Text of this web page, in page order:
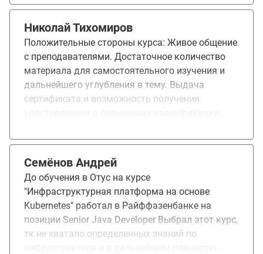
которых мало касался до этого. В будущем
хочу сдать экзамен CKA (Certified Kubernetes
Administrator).
решения дополнительно к материалам курса.
Не считаю это минусом, даже наоборот
повышает эффект обучения.
Николай Тихомиров
Положительные стороны курса: Живое общение
с преподавателями. Достаточное количество
материала для самостоятельного изучения и
дальнейшего углубления в тему. Выдача
сертификата и возможность получения
получения налогового вычета. Курс вызвал
больше положительных эмоций.
Семёнов Андрей
До обучения в Отус на курсе
"Инфраструктурная платформа на основе
Kubernetes" работал в Райффазенбанке на
позиции Senior Java Developer Выбрал этот курс,
тк не хватало определенных знаний по